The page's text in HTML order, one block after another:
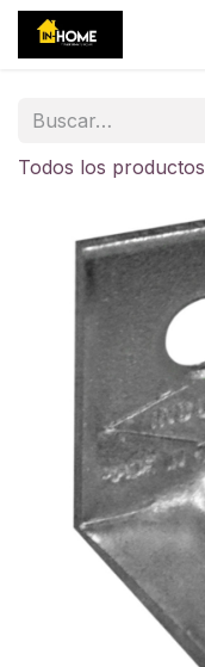
Ir al contenido
Todos los productos